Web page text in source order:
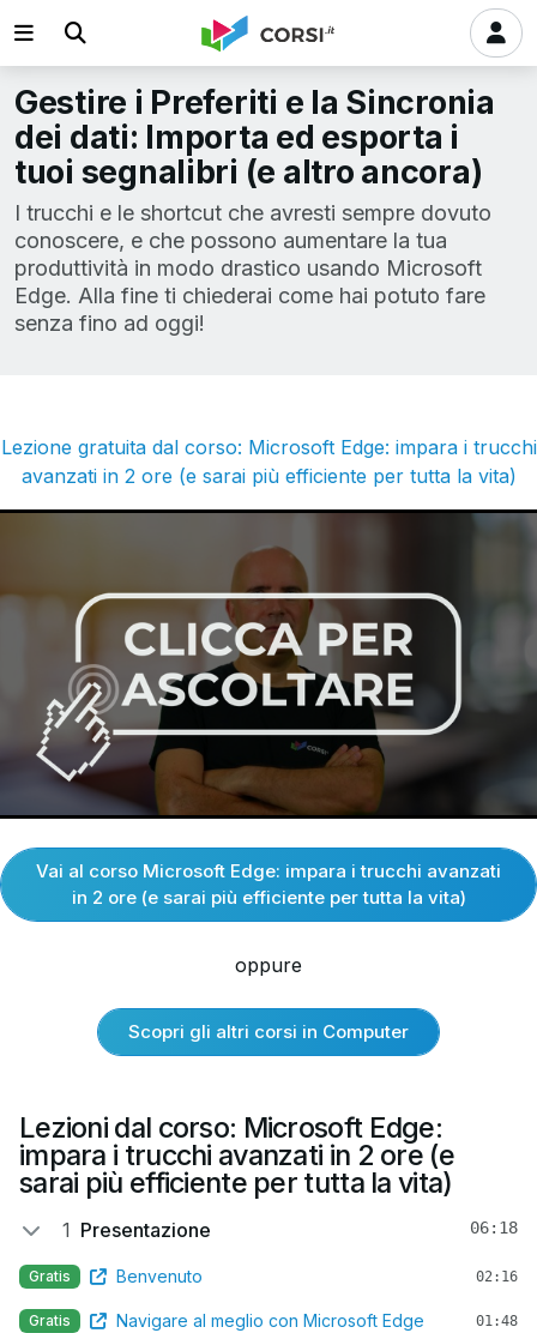
Gestire i Preferiti e la Sincronia
dei dati: Importa ed esporta i
tuoi segnalibri (e altro ancora)
I trucchi e le shortcut che avresti sempre dovuto
conoscere, e che possono aumentare la tua
produttività in modo drastico usando Microsoft
Edge. Alla fine ti chiederai come hai potuto fare
senza fino ad oggi!
Lezione gratuita dal corso: Microsoft Edge: impara i trucchi
avanzati in 2 ore (e sarai più efficiente per tutta la vita)
Vai al corso Microsoft Edge: impara i trucchi avanzati
in 2 ore (e sarai più efficiente per tutta la vita)
oppure
Scopri gli altri corsi in Computer
Lezioni dal corso: Microsoft Edge:
impara i trucchi avanzati in 2 ore (e
sarai più efficiente per tutta la vita)
1 Presentazione 06:18
Gratis Benvenuto 02:16
Gratis Navigare al meglio con Microsoft Edge 01:48